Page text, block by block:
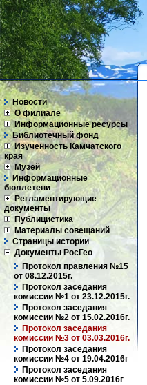
Новости
О филиале
Информационные ресурсы
Библиотечный фонд
Изученность Камчатского
края
Музей
Информационные
бюллетени
Регламентирующие
документы
Публицистика
Материалы совещаний
Страницы истории
Документы РосГео
Протокол правления №15
от 08.12.2015г.
Протокол заседания
комиссии №1 от 23.12.2015г.
Протокол заседания
комиссии №2 от 15.02.2016г.
Протокол заседания
комиссии №3 от 03.03.2016г.
Протокол заседания
комиссии №4 от 19.04.2016г
Протокол заседания
комиссии №5 от 5.09.2016г